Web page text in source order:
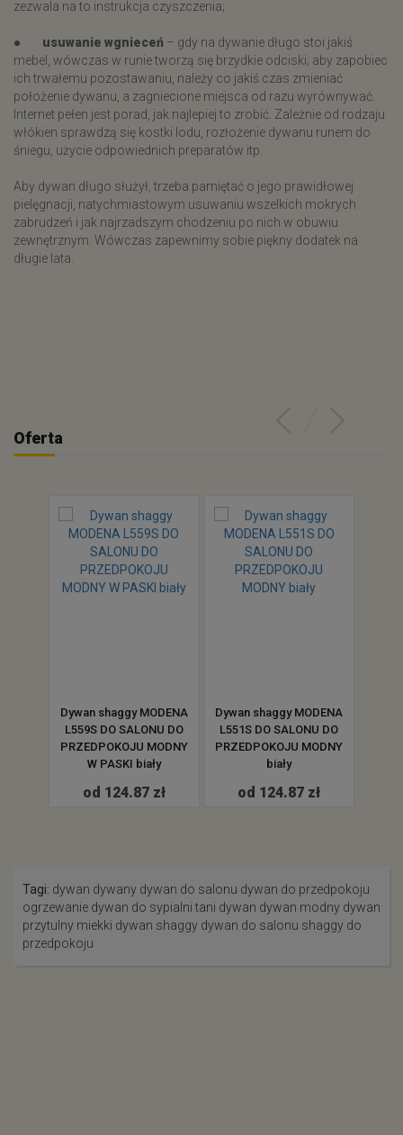
zezwala na to instrukcja czyszczenia;
● usuwanie wgnieceń – gdy na dywanie długo stoi jakiś
mebel, wówczas w runie tworzą się brzydkie odciski; aby zapobiec
ich trwałemu pozostawaniu, należy co jakiś czas zmieniać
położenie dywanu, a zagniecione miejsca od razu wyrównywać.
Internet pełen jest porad, jak najlepiej to zrobić. Zależnie od rodzaju
włókien sprawdzą się kostki lodu, rozłożenie dywanu runem do
śniegu, użycie odpowiednich preparatów itp.
Aby dywan długo służył, trzeba pamiętać o jego prawidłowej
pielęgnacji, natychmiastowym usuwaniu wszelkich mokrych
zabrudzeń i jak najrzadszym chodzeniu po nich w obuwiu
zewnętrznym. Wówczas zapewnimy sobie piękny dodatek na
długie lata.
Oferta
Dywan shaggy MODENA
L559S DO SALONU DO
PRZEDPOKOJU MODNY
W PASKI biały
od 124.87 zł
Dywan shaggy MODENA
L551S DO SALONU DO
PRZEDPOKOJU MODNY
biały
od 124.87 zł
Tagi: dywan dywany dywan do salonu dywan do przedpokoju
ogrzewanie dywan do sypialni tani dywan dywan modny dywan
przytulny miekki dywan shaggy dywan do salonu shaggy do
przedpokoju